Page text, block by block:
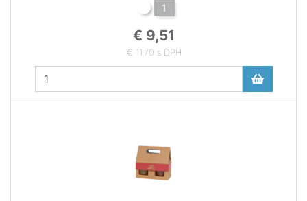
1
€ 9,51
€ 11,70 s DPH